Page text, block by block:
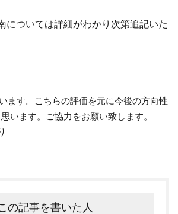
については詳細がわかり次第追記いた
ます。こちらの評価を元に今後の方向性
います。ご協力をお願い致します。
の記事を書いた人